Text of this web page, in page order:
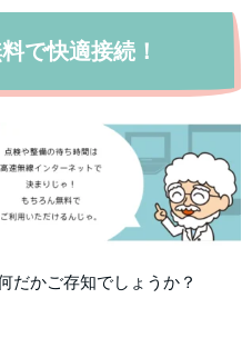
で快適接続！
だかご存知でしょうか？